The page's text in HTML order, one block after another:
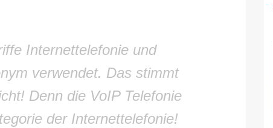
Internettelefonie und
verwendet. Das stimmt
Denn die VoIP Telefonie
der Internettelefonie!